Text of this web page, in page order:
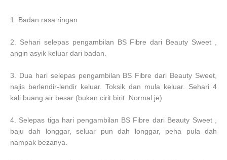
1. Badan rasa ringan
2. Sehari selepas pengambilan BS Fibre dari Beauty Sweet ,
angin asyik keluar dari badan.
3. Dua hari selepas pengambilan BS Fibre dari Beauty Sweet,
najis berlendir-lendir keluar. Toksik dan mula keluar. Sehari 4
kali buang air besar (bukan cirit birit. Normal je)
4. Selepas tiga hari pengambilan BS Fibre dari Beauty Sweet ,
baju dah longgar, seluar pun dah longgar, peha pula dah
nampak bezanya.